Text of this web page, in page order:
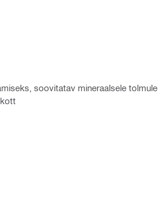
soovitatav mineraalsele tolmule